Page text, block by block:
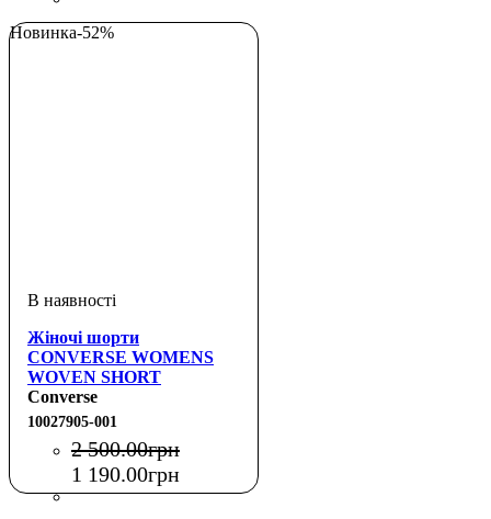
Новинка-52%
Жіночі шорти
CONVERSE WOMENS
WOVEN SHORT
Converse
10027905-001
2 500.00грн
1 190.00грн